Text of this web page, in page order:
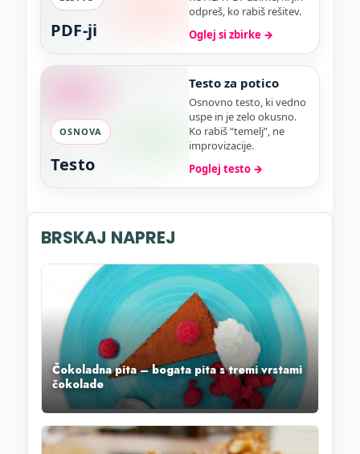
PDF-ji
odpreš, ko rabiš rešitev.
Oglej si zbirke →
OSNOVA
Testo
Testo za potico
Osnovno testo, ki vedno
uspe in je zelo okusno.
Ko rabiš “temelj”, ne
improvizacije.
Poglej testo →
BRSKAJ NAPREJ
Čokoladna pita – bogata pita s tremi vrstami
čokolade